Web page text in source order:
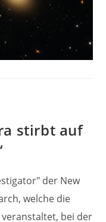
stirbt auf
der New
welche die
bei der